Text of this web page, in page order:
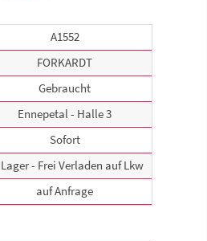
A1552
FORKARDT
Gebraucht
Ennepetal - Halle 3
Sofort
- Frei Verladen auf Lkw
auf Anfrage